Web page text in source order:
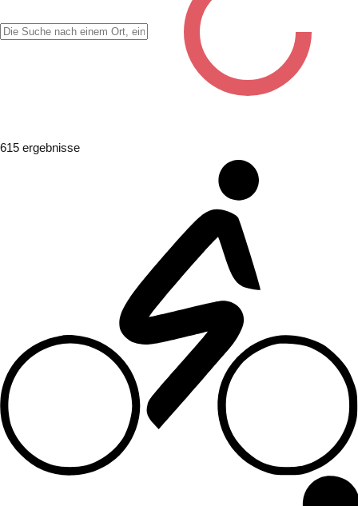
615 ergebnisse